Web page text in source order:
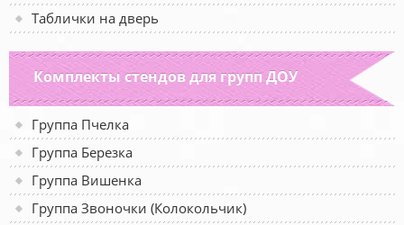
Таблички на дверь
Комплекты стендов для групп ДОУ
Группа Пчелка
Группа Березка
Группа Вишенка
Группа Звоночки (Колокольчик)